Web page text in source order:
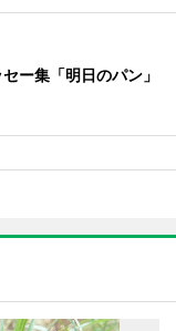
ー集「明日のパン」